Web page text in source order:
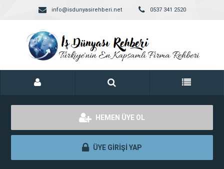
info@isdunyasirehberi.net 0537 341 2520
HEMEN ÜYE OL
ÜYE GİRİŞİ YAP